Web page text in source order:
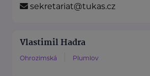
sekretariat@tukas.cz
Vlastimil Hadra
Ohrozimská Plumlov